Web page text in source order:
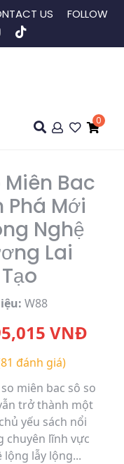
US
FOLLOW
0
Miên Bac
Phá Mới
Nghệ
Lai
W88
VNĐ
đánh giá)
miên bac sô so
trở thành một
yếu sách nổi
chuyên lĩnh vực
lộng lẫy lộng...